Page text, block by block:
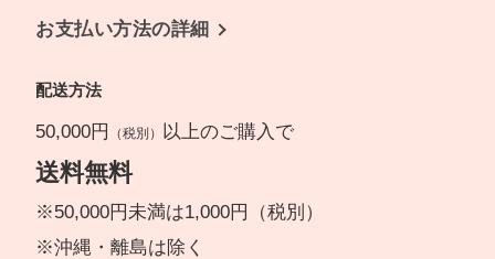
お支払い方法の詳細
配送方法
50,000円 （税別） 以上のご購入で
送料無料
※50,000円未満は1,000円（税別）
※沖縄・離島は除く